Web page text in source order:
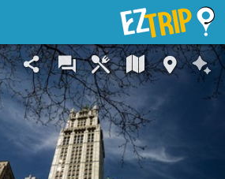
EZTrip